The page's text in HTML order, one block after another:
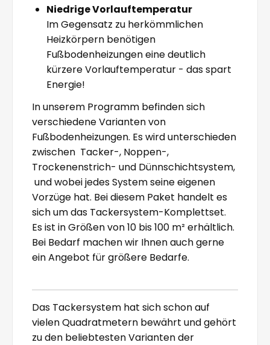
Niedrige Vorlauftemperatur
Im Gegensatz zu herkömmlichen
Heizkörpern benötigen
Fußbodenheizungen eine deutlich
kürzere Vorlauftemperatur - das spart
Energie!
In unserem Programm befinden sich
verschiedene Varianten von
Fußbodenheizungen. Es wird unterschieden
zwischen Tacker-, Noppen-,
Trockenenstrich- und Dünnschichtsystem,
und wobei jedes System seine eigenen
Vorzüge hat. Bei diesem Paket handelt es
sich um das Tackersystem-Komplettset.
Es ist in Größen von 10 bis 100 m² erhältlich.
Bei Bedarf machen wir Ihnen auch gerne
ein Angebot für größere Bedarfe.
Das Tackersystem hat sich schon auf
vielen Quadratmetern bewährt und gehört
zu den beliebtesten Varianten der